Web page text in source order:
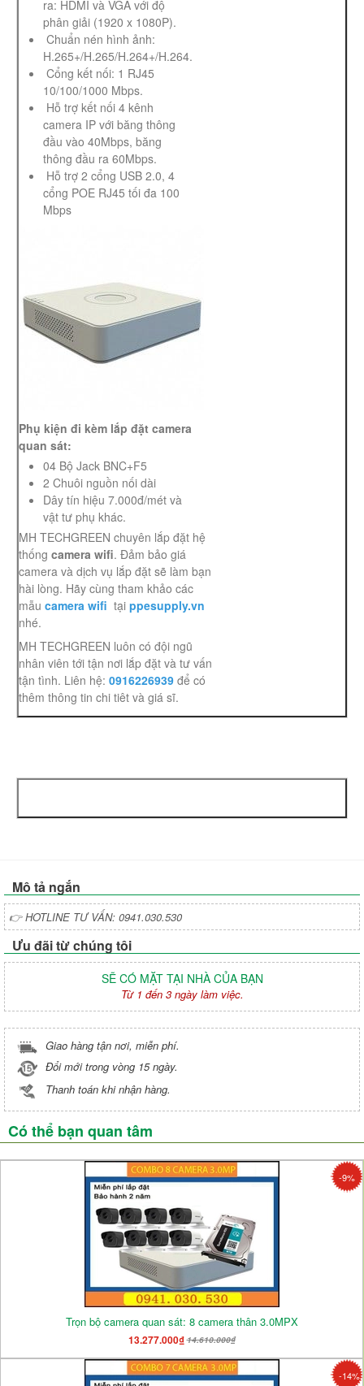
ra: HDMI và VGA với độ
phân giải (1920 x 1080P).
Chuẩn nén hình ảnh:
H.265+/H.265/H.264+/H.264.
Cổng kết nối: 1 RJ45
10/100/1000 Mbps.
Hỗ trợ kết nối 4 kênh
camera IP với băng thông
đầu vào 40Mbps, băng
thông đầu ra 60Mbps.
Hỗ trợ 2 cổng USB 2.0, 4
cổng POE RJ45 tối đa 100
Mbps
Phụ kiện đi kèm lắp đặt camera
quan sát:
04 Bộ Jack BNC+F5
2 Chuôi nguồn nối dài
Dây tín hiệu 7.000đ/mét và
vật tư phụ khác.
MH TECHGREEN chuyên lắp đặt hệ
thống camera wifi. Đảm bảo giá
camera và dịch vụ lắp đặt sẽ làm bạn
hài lòng. Hãy cùng tham khảo các
mẫu camera wifi tại ppesupply.vn
nhé.
MH TECHGREEN luôn có đội ngũ
nhân viên tới tận nơi lắp đặt và tư vấn
tận tình. Liên hệ: 0916226939 để có
thêm thông tin chi tiêt và giá sĩ.
Mô tả ngắn
👉 HOTLINE TƯ VẤN: 0941.030.530
Ưu đãi từ chúng tôi
SẼ CÓ MẶT TẠI NHÀ CỦA BẠN
Từ 1 đến 3 ngày làm việc.
Giao hàng tận nơi, miễn phí.
Đổi mới trong vòng 15 ngày.
Thanh toán khi nhận hàng.
Có thể bạn quan tâm
-9%
Trọn bộ camera quan sát: 8 camera thân 3.0MPX
13.277.000₫14.610.000₫
-14%